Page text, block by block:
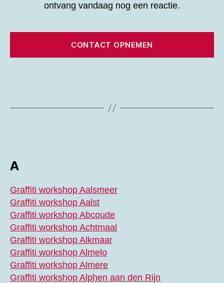
ontvang vandaag nog een reactie.
CONTACT OPNEMEN
A
Graffiti workshop Aalsmeer
Graffiti workshop Aalst
Graffiti workshop Abcoude
Graffiti workshop Achtmaal
Graffiti workshop Alkmaar
Graffiti workshop Almelo
Graffiti workshop Almere
Graffiti workshop Alphen aan den Rijn